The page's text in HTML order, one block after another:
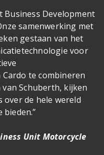
Business Development
samenwerking met
gestaan van het
voor
te combineren
Schuberth, kijken
de hele wereld
Unit Motorcycle